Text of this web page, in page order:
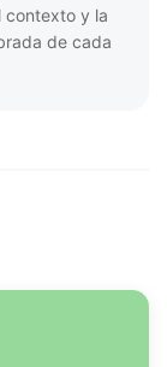
contexto y la
de cada